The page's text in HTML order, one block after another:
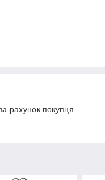
рахунок покупця